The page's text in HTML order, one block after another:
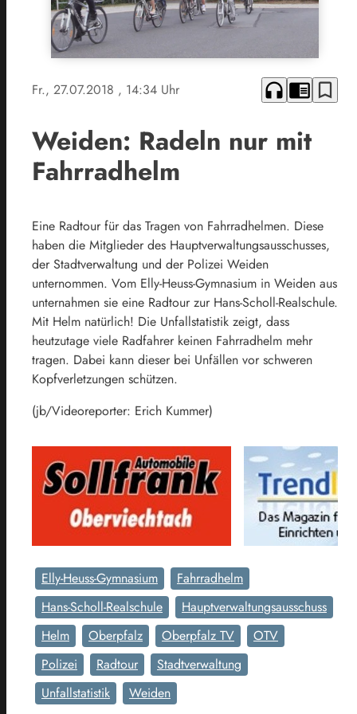
Fr., 27.07.2018 , 14:34 Uhr headphones chrome_reader_mode bookmark_border
Weiden: Radeln nur mit
Fahrradhelm
Eine Radtour für das Tragen von Fahrradhelmen. Diese
haben die Mitglieder des Hauptverwaltungsausschusses,
der Stadtverwaltung und der Polizei Weiden
unternommen. Vom Elly-Heuss-Gymnasium in Weiden aus
unternahmen sie eine Radtour zur Hans-Scholl-Realschule.
Mit Helm natürlich! Die Unfallstatistik zeigt, dass
heutzutage viele Radfahrer keinen Fahrradhelm mehr
tragen. Dabei kann dieser bei Unfällen vor schweren
Kopfverletzungen schützen.
(jb/Videoreporter: Erich Kummer)
Elly-Heuss-Gymnasium
Fahrradhelm
Hans-Scholl-Realschule
Hauptverwaltungsausschuss
Helm
Oberpfalz Oberpfalz TV
OTV
Polizei
Radtour
Stadtverwaltung
Unfallstatistik
Weiden